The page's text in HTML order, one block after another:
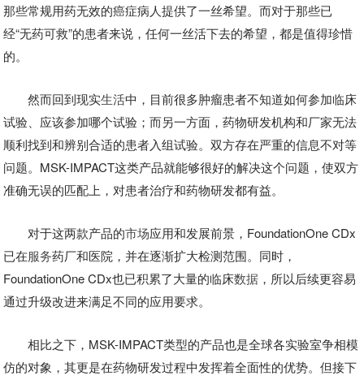
那些常规用药无效的癌症病人提供了一丝希望。而对于那些已
经“无药可救”的患者来说，任何一丝活下去的希望，都是值得珍惜
的。
然而回到现实生活中，目前很多肿瘤患者不知道如何参加临床
试验、应该参加哪个试验；而另一方面，药物研发机构和厂家无法
顺利找到和辨别合适的患者入组试验。双方存在严重的信息不对等
问题。MSK-IMPACT这类产品就能够很好的解决这个问题，使双方
准确无误的匹配上，对患者治疗和药物研发都有益。
对于这两款产品的市场应用和发展前景，FoundationOne CDx
已在服务药厂和医院，并在逐渐扩大检测范围。同时，
FoundationOne CDx也已积累了大量的临床数据 ，所以后续更容易
通过升级改进来满足不同的应用要求。
相比之下，MSK-IMPACT类型的产品也是全球各实验室争相模
仿的对象，其更是在药物研发过程中发挥着全面性的优势。但接下